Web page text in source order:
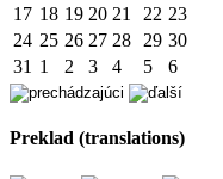
17 18 19 20 21 22 23
24 25 26 27 28 29 30
31 1 2 3 4 5 6
Preklad (translations)